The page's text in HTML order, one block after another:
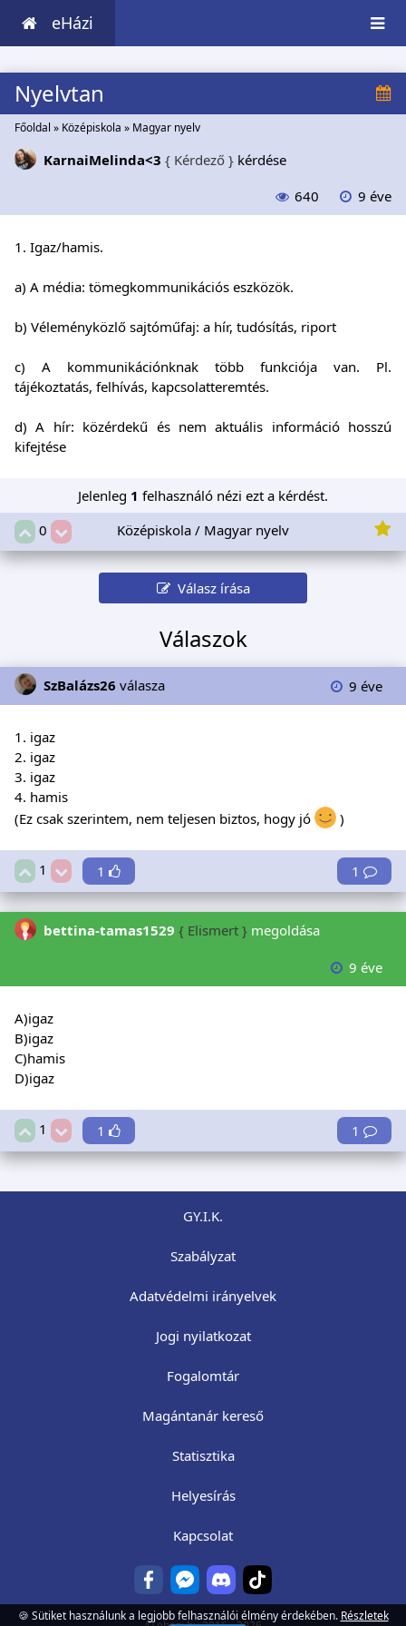
eHázi
Nyelvtan
Főoldal » Középiskola » Magyar nyelv
KarnaiMelinda<3 { Kérdező } kérdése
640
9 éve
1. Igaz/hamis.
a) A média: tömegkommunikációs eszközök.
b) Véleményközlő sajtóműfaj: a hír, tudósítás, riport
c) A kommunikációnknak több funkciója van. Pl.
tájékoztatás, felhívás, kapcsolatteremtés.
d) A hír: közérdekű és nem aktuális információ hosszú
kifejtése
Jelenleg 1 felhasználó nézi ezt a kérdést.
0
Középiskola / Magyar nyelv
Válasz írása
Válaszok
SzBalázs26 válasza 9 éve
1. igaz
2. igaz
3. igaz
4. hamis
(Ez csak szerintem, nem teljesen biztos, hogy jó
)
1 1 1
bettina-tamas1529 { Elismert } megoldása
9 éve
A)igaz
B)igaz
C)hamis
D)igaz
1 1 1
GY.I.K.
Szabályzat
Adatvédelmi irányelvek
Jogi nyilatkozat
Fogalomtár
Magántanár kereső
Statisztika
Helyesírás
Kapcsolat
🍪 Sütiket használunk a legjobb felhasználói élmény érdekében. Részletek